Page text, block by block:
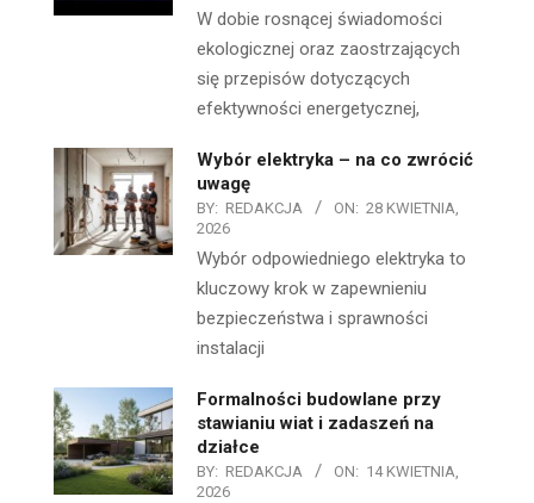
W dobie rosnącej świadomości
ekologicznej oraz zaostrzających
się przepisów dotyczących
efektywności energetycznej,
Wybór elektryka – na co zwrócić
uwagę
BY: REDAKCJA ON: 28 KWIETNIA,
2026
Wybór odpowiedniego elektryka to
kluczowy krok w zapewnieniu
bezpieczeństwa i sprawności
instalacji
Formalności budowlane przy
stawianiu wiat i zadaszeń na
działce
BY: REDAKCJA ON: 14 KWIETNIA,
2026